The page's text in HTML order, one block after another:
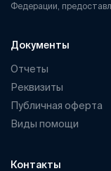
Федерации,
Документы
Отчеты
Реквизиты
Публичная оферта
Виды помощи
Контакты